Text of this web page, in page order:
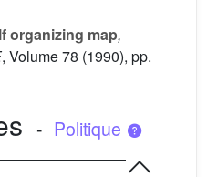
organizing map,
, Volume 78 (1990), pp.
- Politique